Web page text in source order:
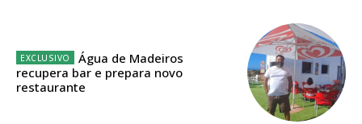
12 meses
Edição em papel entregue à Quinta-feira em sua
Água de Madeiros
recupera bar e prepara novo
restaurante